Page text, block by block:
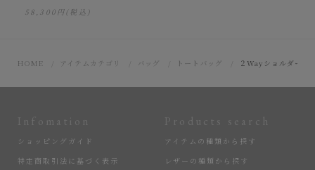
58,300円(税込)
HOME アイテムカテゴリ バッグ トートバッグ ２Wayショルダー
Infomation
ショッピングガイド
特定商取引法に基づく表示
Products search
アイテムの種類から探す
レザーの種類から探す